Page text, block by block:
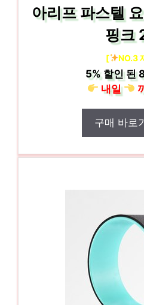
아리프 파스텔
핑크
[ NO.3
5% 할인 된
내일
구매 바로